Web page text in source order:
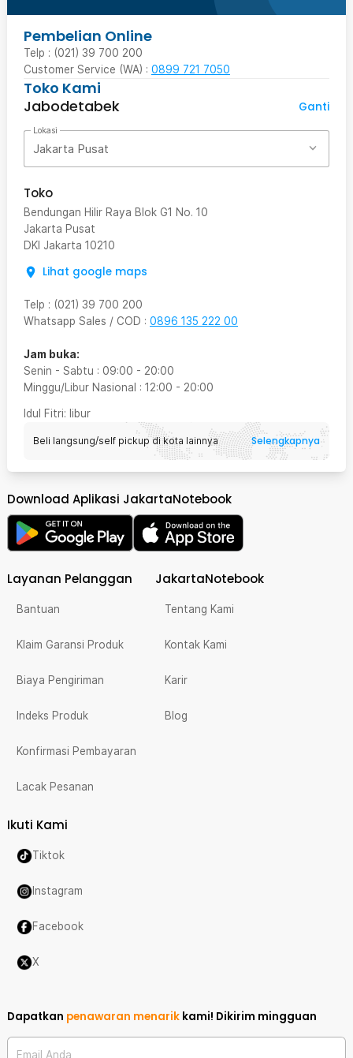
Pembelian Online
Telp : (021) 39 700 200
Customer Service (WA) : 0899 721 7050
Toko Kami
Jabodetabek
Ganti
Lokasi
Jakarta Pusat
Toko
Bendungan Hilir Raya Blok G1 No. 10
Jakarta Pusat
DKI Jakarta 10210
Lihat google maps
Telp : (021) 39 700 200
Whatsapp Sales / COD : 0896 135 222 00
Jam buka:
Senin - Sabtu : 09:00 - 20:00
Minggu/Libur Nasional : 12:00 - 20:00
Idul Fitri: libur
Beli langsung/self pickup di kota lainnya Selengkapnya
Download Aplikasi JakartaNotebook
Layanan Pelanggan
Bantuan
Klaim Garansi Produk
Biaya Pengiriman
Indeks Produk
Konfirmasi Pembayaran
Lacak Pesanan
JakartaNotebook
Tentang Kami
Kontak Kami
Karir
Blog
Ikuti Kami
Tiktok
Instagram
Facebook
X
Dapatkan penawaran menarik kami! Dikirim mingguan
Email Anda